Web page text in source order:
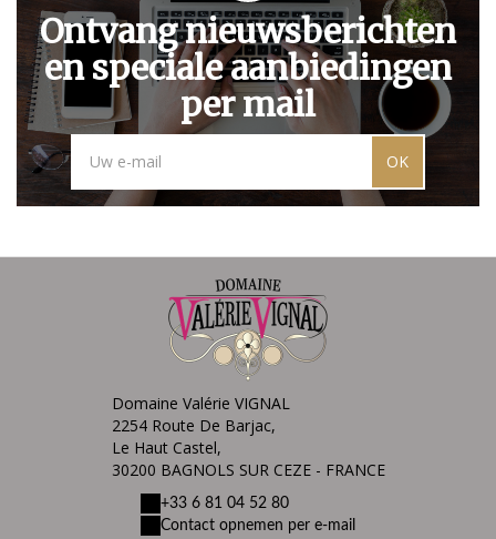
Ontvang nieuwsberichten
en speciale aanbiedingen
per mail
OK
Domaine Valérie VIGNAL
2254 Route De Barjac,
Le Haut Castel,
30200 BAGNOLS SUR CEZE - FRANCE
+33 6 81 04 52 80
Contact opnemen per e-mail